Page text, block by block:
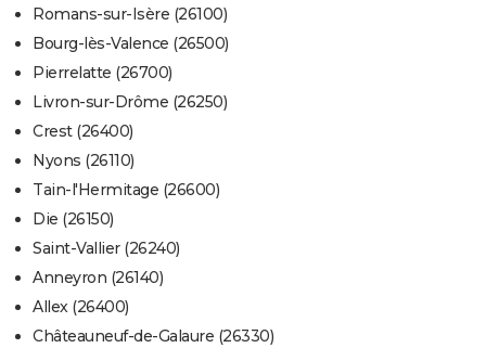
Romans-sur-Isère (26100)
Bourg-lès-Valence (26500)
Pierrelatte (26700)
Livron-sur-Drôme (26250)
Crest (26400)
Nyons (26110)
Tain-l'Hermitage (26600)
Die (26150)
Saint-Vallier (26240)
Anneyron (26140)
Allex (26400)
Châteauneuf-de-Galaure (26330)